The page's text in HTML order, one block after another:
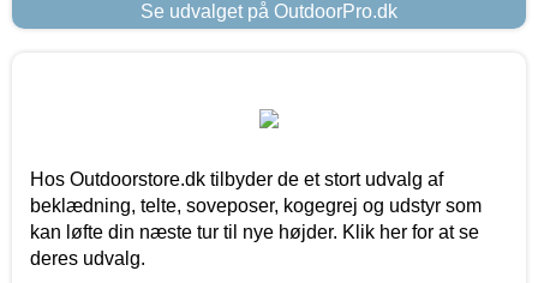
Se udvalget på OutdoorPro.dk
Hos Outdoorstore.dk tilbyder de et stort udvalg af
beklædning, telte, soveposer, kogegrej og udstyr som
kan løfte din næste tur til nye højder. Klik her for at se
deres udvalg.